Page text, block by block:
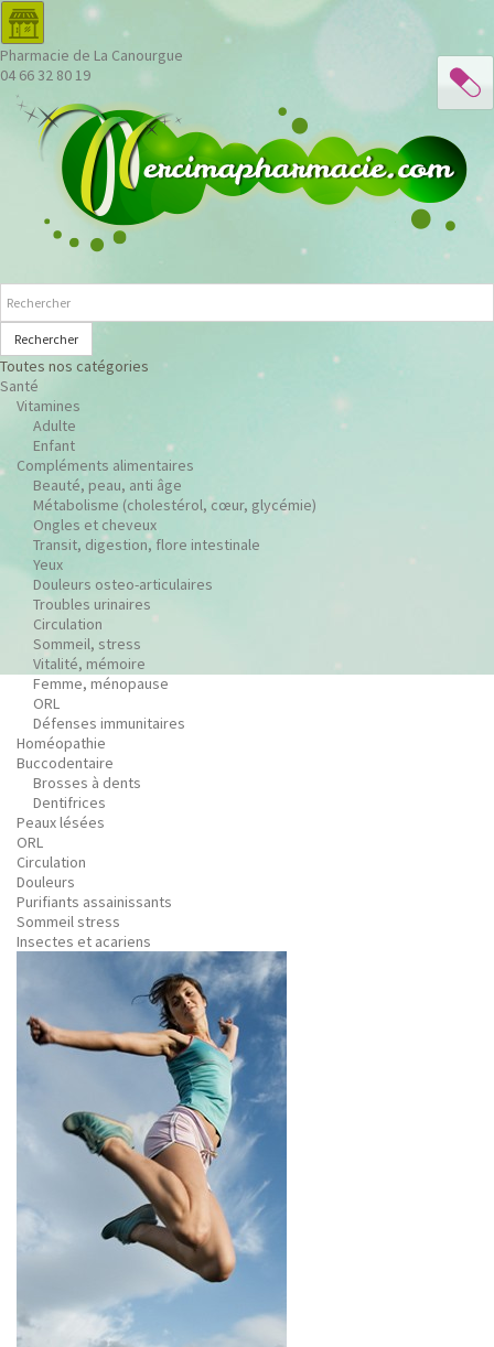
Pharmacie de La Canourgue
04 66 32 80 19
Rechercher
Toutes nos catégories
Santé
Vitamines
Adulte
Enfant
Compléments alimentaires
Beauté, peau, anti âge
Métabolisme (cholestérol, cœur, glycémie)
Ongles et cheveux
Transit, digestion, flore intestinale
Yeux
Douleurs osteo-articulaires
Troubles urinaires
Circulation
Sommeil, stress
Vitalité, mémoire
Femme, ménopause
ORL
Défenses immunitaires
Homéopathie
Buccodentaire
Brosses à dents
Dentifrices
Peaux lésées
ORL
Circulation
Douleurs
Purifiants assainissants
Sommeil stress
Insectes et acariens